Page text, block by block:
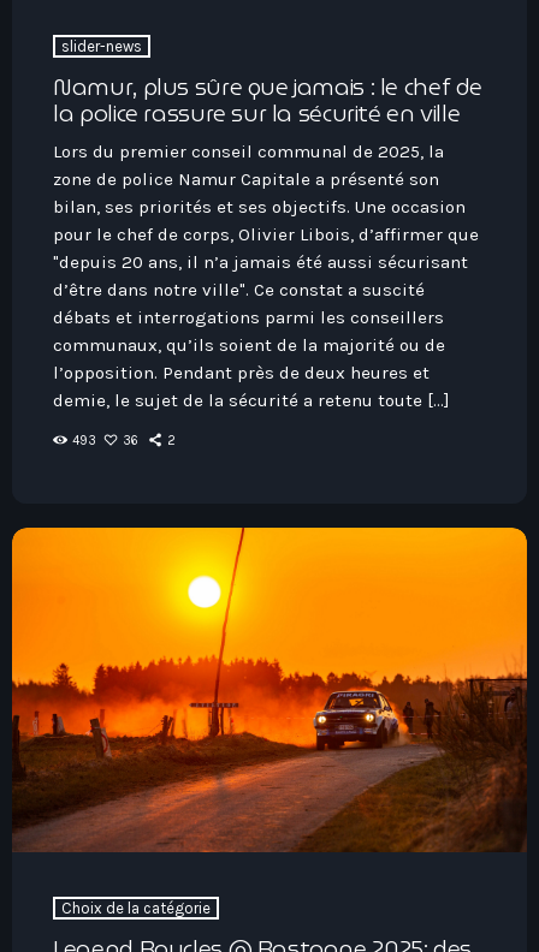
slider-news
Namur, plus sûre que jamais : le chef de
la police rassure sur la sécurité en ville
Lors du premier conseil communal de 2025, la
zone de police Namur Capitale a présenté son
bilan, ses priorités et ses objectifs. Une occasion
pour le chef de corps, Olivier Libois, d’affirmer que
"depuis 20 ans, il n’a jamais été aussi sécurisant
d’être dans notre ville". Ce constat a suscité
débats et interrogations parmi les conseillers
communaux, qu’ils soient de la majorité ou de
l’opposition. Pendant près de deux heures et
demie, le sujet de la sécurité a retenu toute […]
493 36 2
Choix de la catégorie